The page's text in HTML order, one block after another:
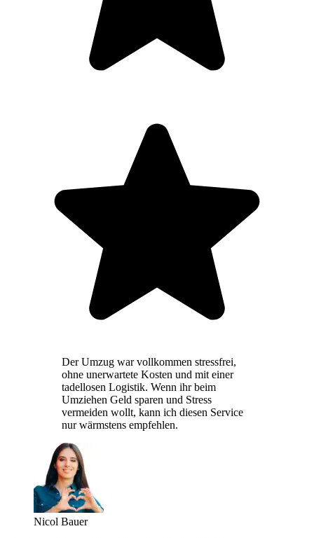
Der Umzug war vollkommen stressfrei,
ohne unerwartete Kosten und mit einer
tadellosen Logistik. Wenn ihr beim
Umziehen Geld sparen und Stress
vermeiden wollt, kann ich diesen Service
nur wärmstens empfehlen.
Nicol Bauer